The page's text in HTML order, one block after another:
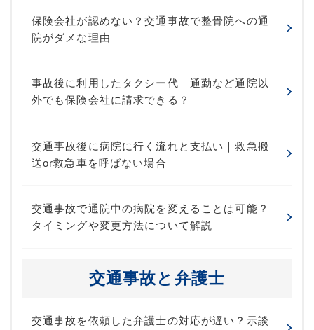
保険会社が認めない？交通事故で整骨院への通
院がダメな理由
事故後に利用したタクシー代｜通勤など通院以
外でも保険会社に請求できる？
交通事故後に病院に行く流れと支払い｜救急搬
送or救急車を呼ばない場合
交通事故で通院中の病院を変えることは可能？
タイミングや変更方法について解説
交通事故と弁護士
交通事故を依頼した弁護士の対応が遅い？示談